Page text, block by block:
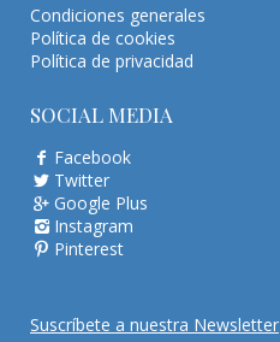
Condiciones generales
Política de cookies
Política de privacidad
SOCIAL MEDIA
Facebook
Twitter
Google Plus
Instagram
Pinterest
Suscríbete a nuestra Newsletter